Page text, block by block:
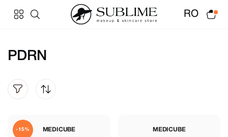
RO
PDRN
MEDICUBE
-15% MEDICUBE